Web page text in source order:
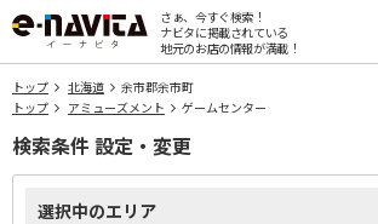
さぁ、今すぐ検索！
ナビタに掲載されている
地元のお店の情報が満載！
トップ 北海道
余市郡余市町
トップ
アミューズメント ゲームセンター
検索条件 設定・変更
選択中のエリア